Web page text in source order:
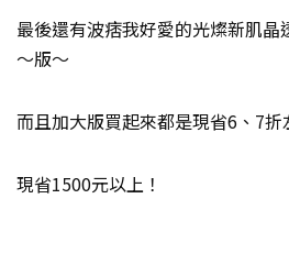
最後還有波痞我好愛的光燦新肌
～版～
而且加大版買起來都是現省6、7折
現省1500元以上！